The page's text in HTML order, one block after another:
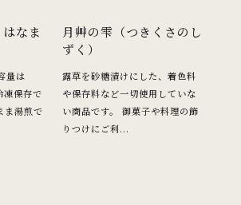
なま
量は
保存で
ま湯煎で
月艸の雫（つきくさのし
ずく）
露草を砂糖漬けにした、着色料
や保存料など一切使用していな
い商品です。 御菓子や料理の飾
りつけにご利...